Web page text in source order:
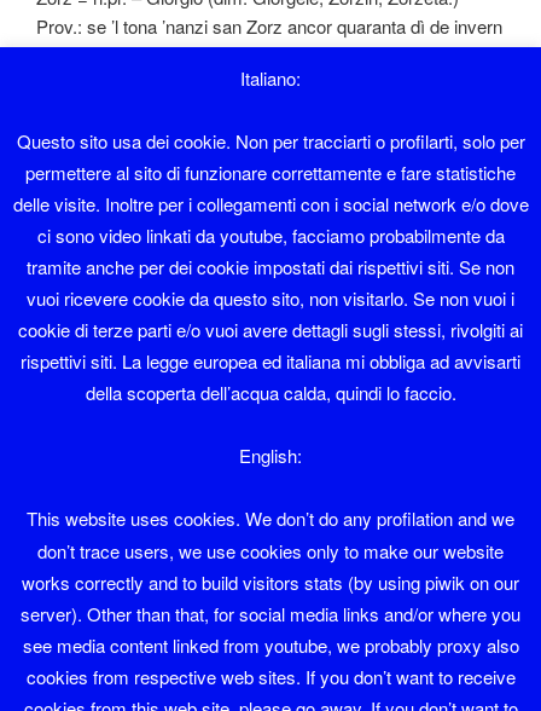
Prov.: se ’l tona ’nanzi san Zorz ancor quaranta dì de invern
aven.
Zorzati = soprannome di famiglia a Sover.
Zorzi = soprannome di famiglia a Sover.
zuca = s.f. – zucca; fig. testa.
zucamara = s.f. – dulcamara (Solanum dulcamara).
zucher = s.m. – zucchero.
zucon = s.m. – zuccone, testone, ottuso di mente.
polvere ricavata alle radici della cicoria; cfr. anche zicoria.
zuec = s.m. – cavicchio, pezzetto di legno cilindrico;
fuscello; cfr. anche zibec e zivec.
Italiano:
Questo sito usa dei cookie. Non per tracciarti o profilarti, solo per
permettere al sito di funzionare correttamente e fare statistiche
delle visite. Inoltre per i collegamenti con i social network e/o dove
ci sono video linkati da youtube, facciamo probabilmente da
tramite anche per dei cookie impostati dai rispettivi siti. Se non
vuoi ricevere cookie da questo sito, non visitarlo. Se non vuoi i
cookie di terze parti e/o vuoi avere dettagli sugli stessi, rivolgiti ai
rispettivi siti. La legge europea ed italiana mi obbliga ad avvisarti
della scoperta dell’acqua calda, quindi lo faccio.
English:
This website uses cookies. We don’t do any profilation and we
don’t trace users, we use cookies only to make our website
works correctly and to build visitors stats (by using piwik on our
server). Other than that, for social media links and/or where you
see media content linked from youtube, we probably proxy also
cookies from respective web sites. If you don’t want to receive